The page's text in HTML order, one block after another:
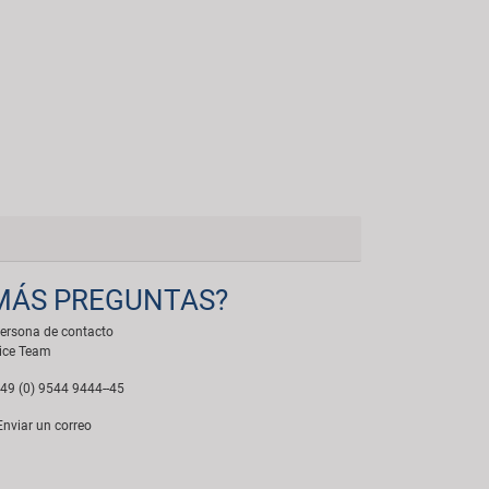
PREGUNTAS?
de contacto
Team
(0) 9544 9444--45
un correo